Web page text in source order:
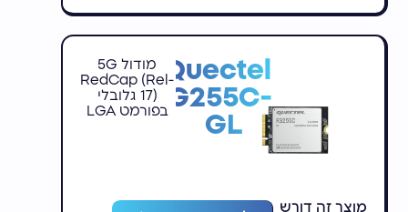
Quectel
RG255C-
GL
מודול 5G
RedCap (Rel-
17) גלובלי
בפורמט LGA
מוצר זה דורש